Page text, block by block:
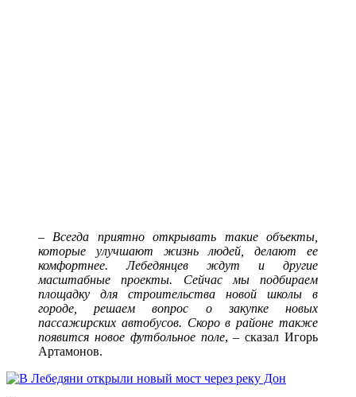
– Всегда приятно открывать такие объекты,
которые улучшают жизнь людей, делают ее
комфортнее. Лебедянцев ждут и другие
масштабные проекты. Сейчас мы подбираем
площадку для строительства новой школы в
городе, решаем вопрос о закупке новых
пассажирских автобусов. Скоро в районе также
появится новое футбольное поле, – сказал Игорь
Артамонов.